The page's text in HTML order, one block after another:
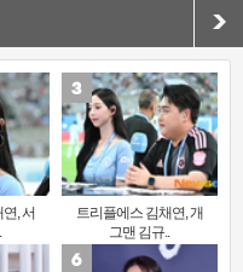
, 서
트리플에스 김채연, 개
그맨 김규..